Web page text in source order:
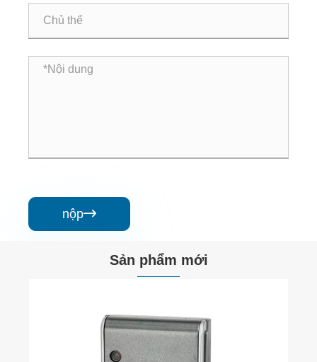
nộp
Sản phẩm mới
Cửa trượt tự động hạng nhẹ
Xem thêm >>